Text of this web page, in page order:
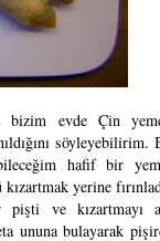
bizim evde Çin
söyleyebilirim.
hafif bir
yerine
pişti ve kızartmayı
ununa bulayarak